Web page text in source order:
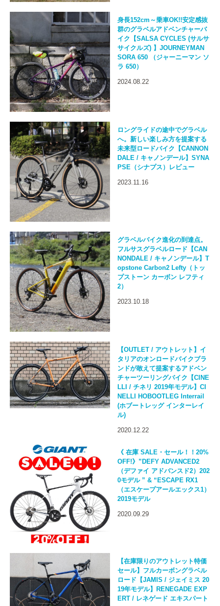
身長152cm～乗車OK!!安定感抜
群のグラベルアドベンチャーバ
イク【SALSA CYCLES (サルサ
サイクルズ) 】JOURNEYMAN
SORA 650 （ジャーニーマン ソ
ラ 650）
2024.08.22
ロングライドの途中でグラベル
へ。新しい楽しみ方を提案する
未来型ロードバイク【CANNON
DALE / キャノンデール】SYNA
PSE（シナプス）レビュー
2023.11.16
グラベルバイク進化の到達点。
フルサスグラベルロード【CAN
NONDALE / キャノンデール】T
opstone Carbon2 Lefty（トッ
プストーン カーボン レフティ
2）
2023.10.18
【OUTLET / アウトレット】イ
タリアのオンロードバイクブラ
ンドが敢えて提案するアドベン
チャーツーリングバイク【CINE
LLI / チネリ 2019年モデル】CI
NELLI HOBOOTLEG Interrail
(ホブートレッグ インターレイ
ル)
2020.12.22
《 在庫 SALE・セール！！20%
OFF!》”DEFY ADVANCED2
（デファイ アドバンスド2）202
0モデル ” & “ESCAPE RX1
（エスケープアールエックス1）
2019モデル
2020.09.29
【在庫限りのアウトレット特価
セール】フルカーボングラベル
ロード【JAMIS / ジェイミス 20
19年モデル】RENEGADE EXP
ERT / レネゲード エキスパート